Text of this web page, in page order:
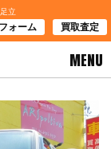
立
ォーム 買取査定
MENU